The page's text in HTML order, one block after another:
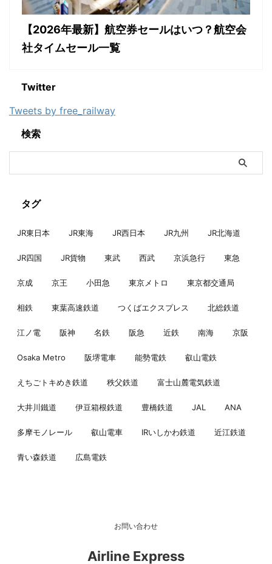
【2026年最新】航空券セールはいつ？航空会
社タイムセール一覧
Twitter
Tweets by free_railway
検索
タグ
JR東日本 JR東海 JR西日本 JR九州 JR北海道
JR四国 JR貨物 東武 西武 京浜急行 東急
京成 京王 小田急 東京メトロ 東京都交通局
相鉄 東葉高速鉄道 つくばエクスプレス 北総鉄道
江ノ電 阪神 名鉄 阪急 近鉄 南海 京阪
Osaka Metro 阪堺電車 能勢電鉄 叡山電鉄
えちごトキめき鉄道 秩父鉄道 富士山麓電気鉄道
大井川鐵道 伊豆箱根鉄道 豊橋鉄道 JAL ANA
多摩モノレール 叡山電車 IRいしかわ鉄道 近江鉄道
青い森鉄道 広島電鉄
お問い合わせ
Airline Express